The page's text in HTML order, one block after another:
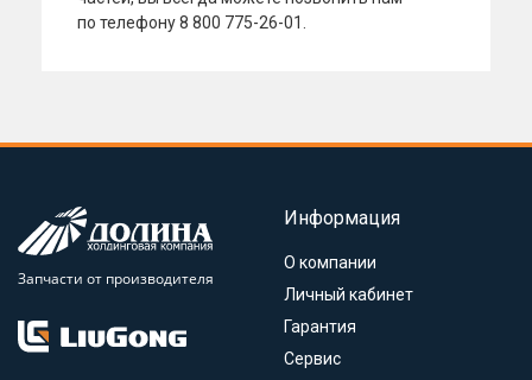
по телефону8 800 775-26-01.
Запчасти от производителя
Информация
О компании
Личный кабинет
Гарантия
Сервис